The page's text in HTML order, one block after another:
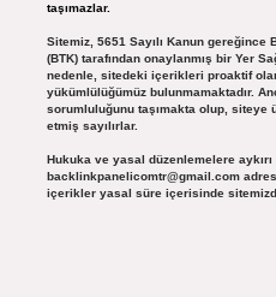
taşımazlar.
Sitemiz, 5651 Sayılı Kanun
(BTK) tarafından onaylanmış bir Yer
nedenle, sitedeki içerikleri proaktif
yükümlülüğümüz bulunmamaktadır.
sorumluluğunu taşımakta olup, siteye
etmiş sayılırlar.
Hukuka ve yasal düzenlemelere
backlinkpanelicomtr@gmail.com
içerikler yasal süre içerisinde